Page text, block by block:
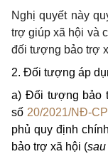
Nghị quyết này
trợ giúp xã hội và
đối tượng bảo trợ
2. Đối tượng áp
a) Đối tượng bảo
số 20/2021/NĐ-CP
phủ quy định
bảo trợ xã hội (sau